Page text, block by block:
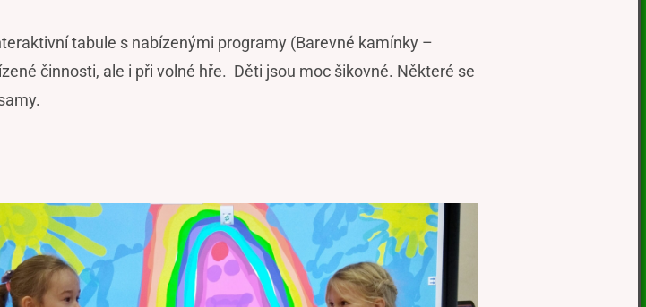
tabule s nabízenými programy (Barevné kamínky –
činnosti, ale i při volné hře. Děti jsou moc šikovné. Některé se